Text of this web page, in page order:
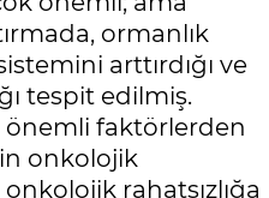
ormanlık
arttırdığı ve
tespit edilmiş.
önemli faktörlerden
onkolojik
onkolojik rahatsızlığa